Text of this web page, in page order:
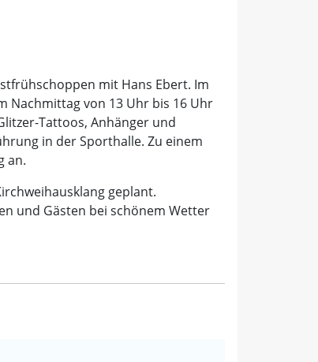
mit Hans Ebert. Im
Nachmittag von 13 Uhr bis 16 Uhr
Tattoos, Anhänger und
in der Sporthalle. Zu einem
an.
geplant.
und Gästen bei schönem Wetter